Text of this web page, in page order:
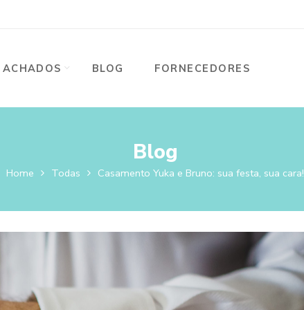
ACHADOS BLOG FORNECEDORES
Blog
Home Todas Casamento Yuka e Bruno: sua festa, sua cara!